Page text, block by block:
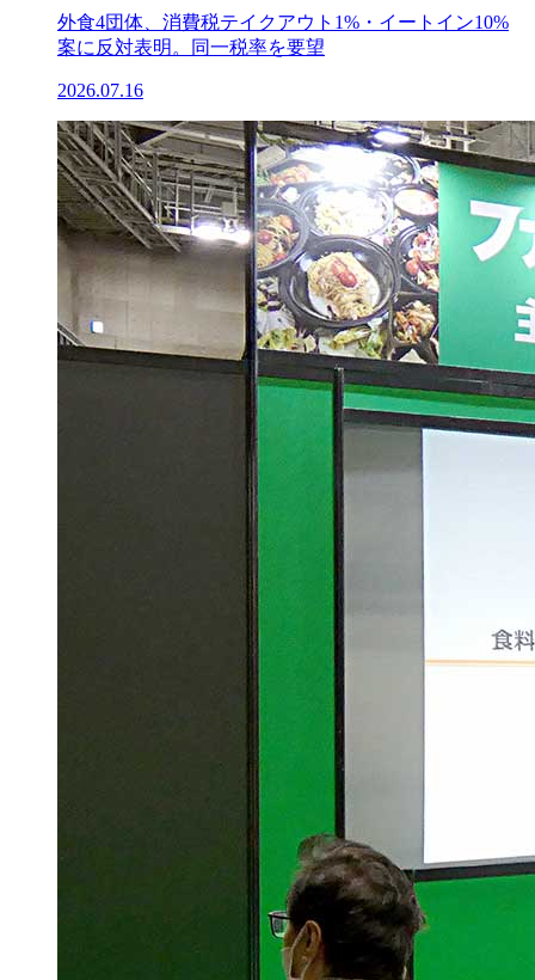
外食4団体、消費税テイクアウト1%・イートイン10%
案に反対表明。同一税率を要望
2026.07.16